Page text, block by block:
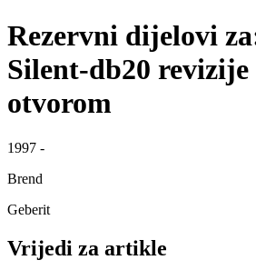
Rezervni dijelovi
Silent-db20
otvorom
1997 -
Brend
Geberit
Vrijedi za artikle